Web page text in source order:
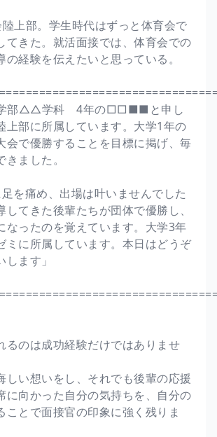
上部。学生時代はずっと体育会で
てきた。就活面接では、体育会での
経験を伝えたいと思っている。
部△△学科 4年の□□■■と申し
上部に所属しています。大学1年の
で優勝することを目標に掲げ、毎
ました。
を痛め、出場は叶いませんでした
してきた後輩たちが団体で優勝し、
なったのを覚えています。大学3年
に所属しています。本日はどうぞ
ます」
るのは成功経験だけではありませ
しい想いをし、それでも後輩の応援
に向かった自分の気持ちを、自分の
ことで面接官の印象に強く残りま